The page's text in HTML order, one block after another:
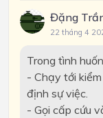
Đặng
22 tháng 4
Trong tình
- Chạy tới
định sự việc.
- Gọi cấp cứu